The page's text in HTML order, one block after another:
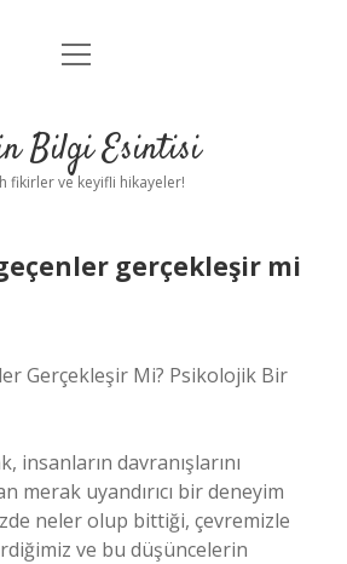
Anasayfa
Yasal Uyarı
menüyü
Bilgi Esintisi
fikirler ve keyifli hikayeler!
gerçekleşir mi
Gerçekleşir Mi? Psikolojik Bir
insanların davranışlarını
merak uyandırıcı bir deneyim
neler olup bittiği, çevremizle
ve bu düşüncelerin